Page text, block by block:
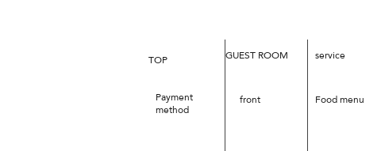
Payment
method
TOP GUEST ROOM
front
service
Food menu